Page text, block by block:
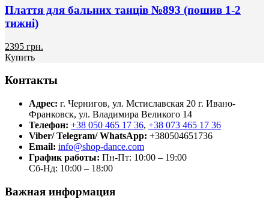
Плаття для бальних танців №893 (пошив 1-2
тижні)
2395 грн.
Купить
Контакты
Адрес: г. Чернигов, ул. Мстиславская 20 г. Ивано-
Франковск, ул. Владимира Великого 14
Телефон: +38 050 465 17 36, +38 073 465 17 36
Viber/ Telegram/ WhatsApp: +380504651736
Email: info@shop-dance.com
График работы: Пн-Пт: 10:00 – 19:00
Сб-Нд: 10:00 – 18:00
Важная информация